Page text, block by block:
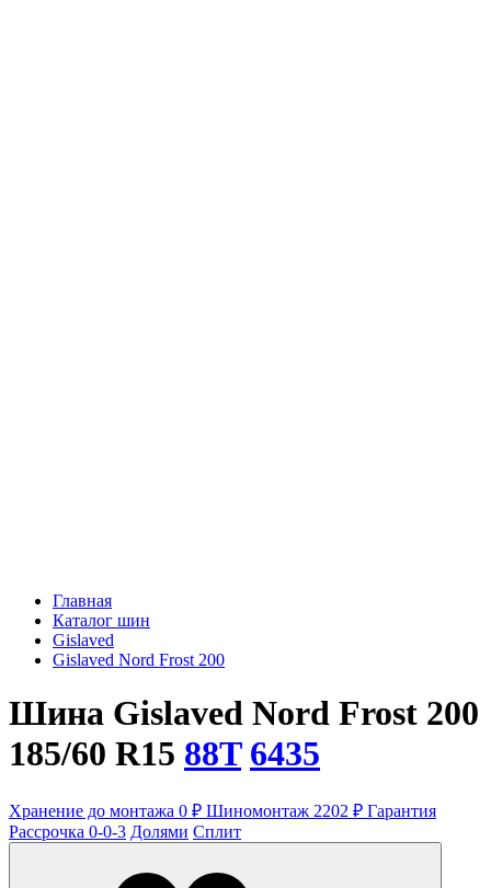
Главная
Каталог шин
Gislaved
Gislaved Nord Frost 200
Шина Gislaved Nord Frost 200
185/60 R15 88T 6435
Хранение до монтажа 0 ₽ Шиномонтаж 2202 ₽ Гарантия
Рассрочка 0-0-3 Долями Сплит